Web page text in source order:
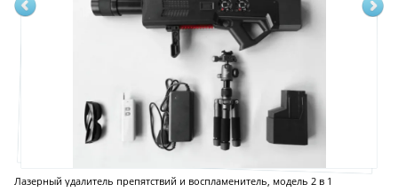
Лазерный удалитель препятствий и воспламенитель, модель 2 в 1